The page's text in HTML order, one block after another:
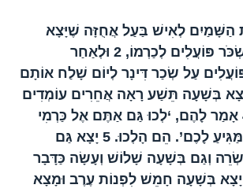
הַשָּׁמַיִם לְאִישׁ בַּעַל אֲחֻזָּה שֶׁיָּצָא
פּוֹעֲלִים לְכַרְמוֹ, 2 וּלְאַחַר
עַל שְׂכַר דִּינָר לְיוֹם שָׁלַח אוֹתָם
בְּשָׁעָה תֵּשַׁע רָאָה אֲחֵרִים עוֹמְדִים
אָמַר לָהֶם, ‘לְכוּ גַּם אַתֶּם אֶל כַּרְמִי
לָכֶם’. הֵם הָלְכוּ. 5 יָצָא גַּם
וְגַם בְּשָׁעָה שָׁלוֹשׁ וְעָשָׂה כַּדָּבָר
יָצָא בְּשָׁעָה חָמֵשׁ לִפְנוֹת עֶרֶב וּמָצָא